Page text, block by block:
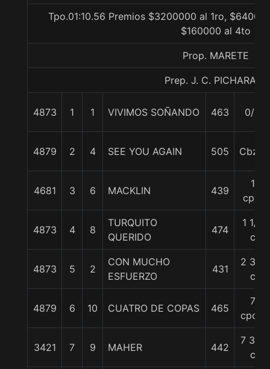
Tpo.01:10.56 Premios $3200000 al 1ro,
$160000 al 4to
Prop. MARETE
Prep. J. C. PICHARA J.
4873 1 1 VIVIMOS SOÑANDO 463 0/0
4879 2 4 SEE YOU AGAIN 505 Cbza.
4681 3 6 MACKLIN 439
1
cpo.
4873 4 8
TURQUITO
QUERIDO
474
1 1/2
c
4873 5 2
CON MUCHO
ESFUERZO
431
2 3/4
c
4879 6 10 CUATRO DE COPAS 465
7
cpos.
3421 7 9 MAHER 442
7 3/4
c